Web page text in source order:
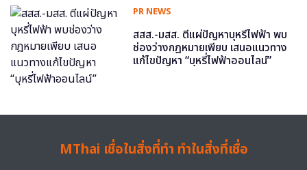
PR NEWS
สสส.-มสส. ตีแผ่ปัญหาบุหรี่ไฟฟ้า พบ
ช่องว่างกฎหมายเพียบ เสนอแนวทาง
แก้ไขปัญหา “บุหรี่ไฟฟ้าออนไลน์”
MThai เชื่อในสิ่งที่ทำ ทำในสิ่งที่เชื่อ